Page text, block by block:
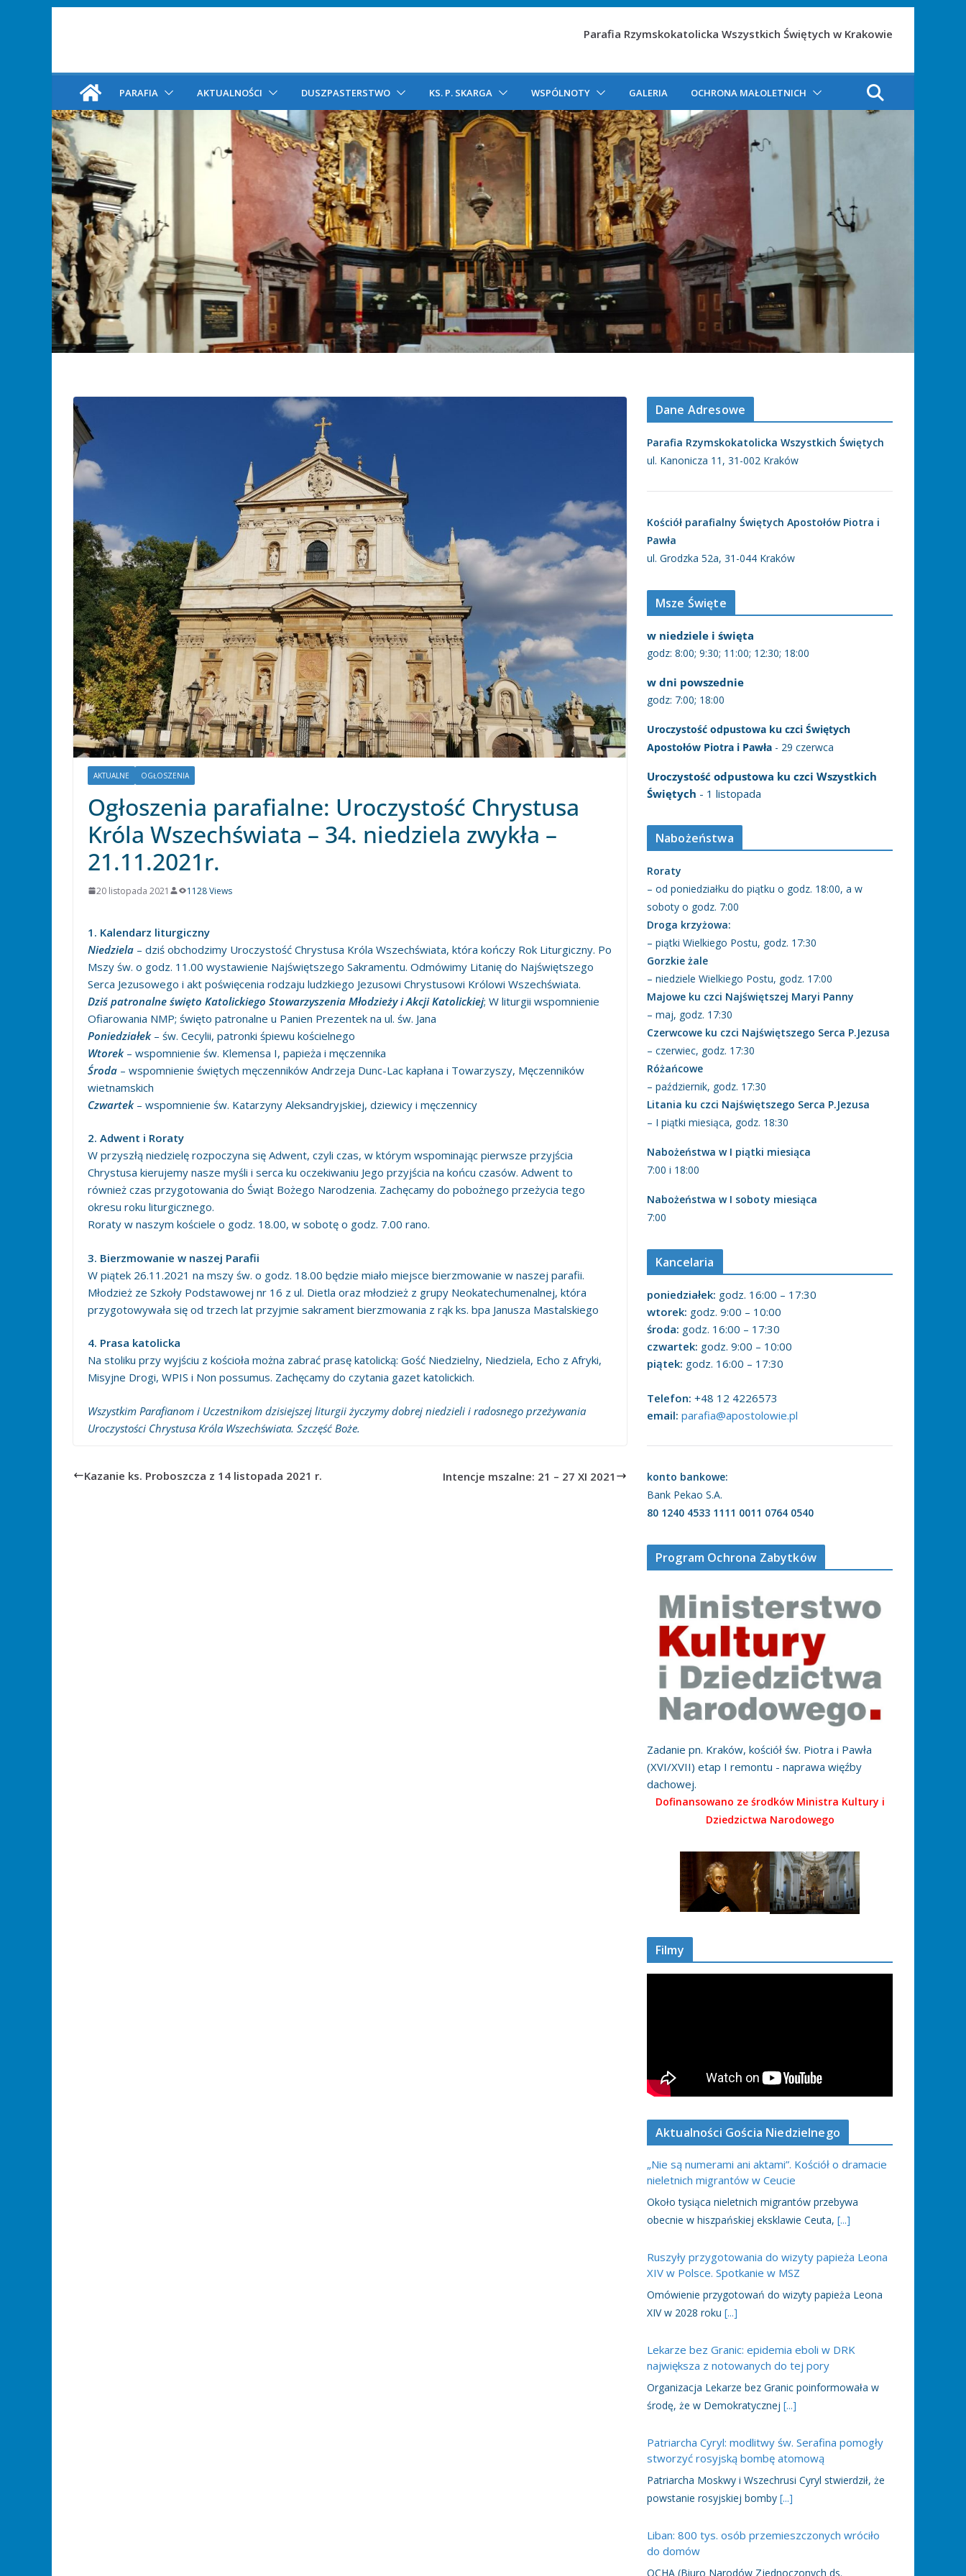
Parafia Rzymskokatolicka Wszystkich Świętych w Krakowie
PARAFIA AKTUALNOŚCI DUSZPASTERSTWO KS. P. SKARGA WSPÓLNOTY GALERIA OCHRONA MAŁOLETNICH
AKTUALNE OGŁOSZENIA
Ogłoszenia parafialne: Uroczystość Chrystusa
Króla Wszechświata – 34. niedziela zwykła –
21.11.2021r.
20 listopada 2021 1128 Views
1. Kalendarz liturgiczny
Niedziela – dziś obchodzimy Uroczystość Chrystusa Króla Wszechświata, która kończy Rok Liturgiczny. Po
Mszy św. o godz. 11.00 wystawienie Najświętszego Sakramentu. Odmówimy Litanię do Najświętszego
Serca Jezusowego i akt poświęcenia rodzaju ludzkiego Jezusowi Chrystusowi Królowi Wszechświata.
Dziś patronalne święto Katolickiego Stowarzyszenia Młodzieży i Akcji Katolickiej; W liturgii wspomnienie
Ofiarowania NMP; święto patronalne u Panien Prezentek na ul. św. Jana
Poniedziałek– św. Cecylii, patronki śpiewu kościelnego
Wtorek– wspomnienie św. Klemensa I, papieża i męczennika
Środa – wspomnienie świętych męczenników Andrzeja Dunc-Lac kapłana i Towarzyszy, Męczenników
wietnamskich
Czwartek– wspomnienie św. Katarzyny Aleksandryjskiej, dziewicy i męczennicy
2. Adwent i Roraty
W przyszłą niedzielę rozpoczyna się Adwent, czyli czas, w którym wspominając pierwsze przyjścia
Chrystusa kierujemy nasze myśli i serca ku oczekiwaniu Jego przyjścia na końcu czasów. Adwent to
również czas przygotowania do Świąt Bożego Narodzenia. Zachęcamy do pobożnego przeżycia tego
okresu roku liturgicznego.
Roraty w naszym kościele o godz. 18.00, w sobotę o godz. 7.00 rano.
3. Bierzmowanie w naszej Parafii
W piątek 26.11.2021 na mszy św. o godz. 18.00 będzie miało miejsce bierzmowanie w naszej parafii.
Młodzież ze Szkoły Podstawowej nr 16 z ul. Dietla oraz młodzież z grupy Neokatechumenalnej, która
przygotowywała się od trzech lat przyjmie sakrament bierzmowania z rąk ks. bpa Janusza Mastalskiego
4. Prasa katolicka
Na stoliku przy wyjściu z kościoła można zabrać prasę katolicką: Gość Niedzielny, Niedziela, Echo z Afryki,
Misyjne Drogi, WPIS i Non possumus. Zachęcamy do czytania gazet katolickich.
Wszystkim Parafianom i Uczestnikom dzisiejszej liturgii życzymy dobrej niedzieli i radosnego przeżywania
Uroczystości Chrystusa Króla Wszechświata. Szczęść Boże.
Kazanie ks. Proboszcza z 14 listopada 2021 r. Intencje mszalne: 21 – 27 XI 2021
Dane Adresowe
Parafia Rzymskokatolicka Wszystkich Świętych
ul. Kanonicza 11, 31-002 Kraków
Kościół parafialny Świętych Apostołów Piotra i
Pawła
ul. Grodzka 52a, 31-044 Kraków
Msze Święte
w niedziele i święta
godz: 8:00; 9:30; 11:00; 12:30; 18:00
w dni powszednie
godz: 7:00; 18:00
Uroczystość odpustowa ku czci Świętych
Apostołów Piotra i Pawła - 29 czerwca
Uroczystość odpustowa ku czci Wszystkich
Świętych - 1 listopada
Nabożeństwa
Roraty
– od poniedziałku do piątku o godz. 18:00, a w
soboty o godz. 7:00
Droga krzyżowa:
– piątki Wielkiego Postu, godz. 17:30
Gorzkie żale
– niedziele Wielkiego Postu, godz. 17:00
Majowe ku czci Najświętszej Maryi Panny
– maj, godz. 17:30
Czerwcowe ku czci Najświętszego Serca P.Jezusa
– czerwiec, godz. 17:30
Różańcowe
– październik, godz. 17:30
Litania ku czci Najświętszego Serca P.Jezusa
– I piątki miesiąca, godz. 18:30
Nabożeństwa w I piątki miesiąca
7:00 i 18:00
Nabożeństwa w I soboty miesiąca
7:00
Kancelaria
poniedziałek: godz. 16:00 – 17:30
wtorek: godz. 9:00 – 10:00
środa: godz. 16:00 – 17:30
czwartek: godz. 9:00 – 10:00
piątek: godz. 16:00 – 17:30
Telefon: +48 12 4226573
email: parafia@apostolowie.pl
konto bankowe:
Bank Pekao S.A.
80 1240 4533 1111 0011 0764 0540
Program Ochrona Zabytków
Zadanie pn. Kraków, kościół św. Piotra i Pawła
(XVI/XVII) etap I remontu - naprawa więźby
dachowej.
Dofinansowano ze środków Ministra Kultury i
Dziedzictwa Narodowego
Filmy
Aktualności Gościa Niedzielnego
„Nie są numerami ani aktami”. Kościół o dramacie
nieletnich migrantów w Ceucie
Około tysiąca nieletnich migrantów przebywa
obecnie w hiszpańskiej eksklawie Ceuta, [...]
Ruszyły przygotowania do wizyty papieża Leona
XIV w Polsce. Spotkanie w MSZ
Omówienie przygotowań do wizyty papieża Leona
XIV w 2028 roku [...]
Lekarze bez Granic: epidemia eboli w DRK
największa z notowanych do tej pory
Organizacja Lekarze bez Granic poinformowała w
środę, że w Demokratycznej [...]
Patriarcha Cyryl: modlitwy św. Serafina pomogły
stworzyć rosyjską bombę atomową
Patriarcha Moskwy i Wszechrusi Cyryl stwierdził, że
powstanie rosyjskiej bomby [...]
Liban: 800 tys. osób przemieszczonych wróciło
do domów
OCHA (Biuro Narodów Zjednoczonych ds.